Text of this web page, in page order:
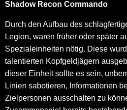
Shadow Recon Commando
Durch den Aufbau des
Legion, waren früher oder später
Spezialeinheiten nötig. Diese
talentierten Kopfgeldjägern
dieser Einheit sollte es sein,
Linien sabotieren, Informationen
Zielpersonen ausschalten zu